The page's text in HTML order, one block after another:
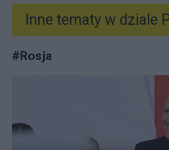
Inne tematy w dziale
#Rosja